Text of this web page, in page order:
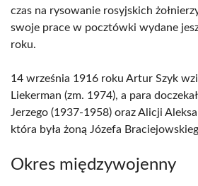
czas na rysowanie rosyjskich
swoje prace w pocztówki wydane
roku.
14 września 1916 roku Artur Szyk
Liekerman (zm. 1974), a para
Jerzego (1937-1958) oraz Alicji
która była żoną Józefa
Okres międzywojenny